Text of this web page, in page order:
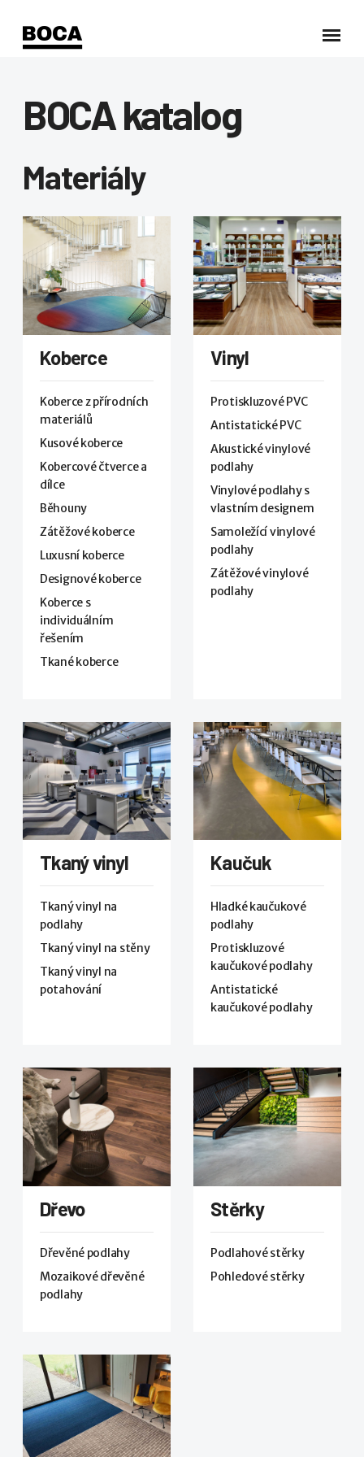
BOCA katalog
Materiály
Koberce
Koberce z přírodních
materiálů
Kusové koberce
Kobercové čtverce a
dílce
Běhouny
Zátěžové koberce
Luxusní koberce
Designové koberce
Koberce s
individuálním
řešením
Tkané koberce
Vinyl
Protiskluzové PVC
Antistatické PVC
Akustické vinylové
podlahy
Vinylové podlahy s
vlastním designem
Samoležící vinylové
podlahy
Zátěžové vinylové
podlahy
Tkaný vinyl
Tkaný vinyl na
podlahy
Tkaný vinyl na stěny
Tkaný vinyl na
potahování
Kaučuk
Hladké kaučukové
podlahy
Protiskluzové
kaučukové podlahy
Antistatické
kaučukové podlahy
Dřevo
Dřevěné podlahy
Mozaikové dřevěné
podlahy
Stěrky
Podlahové stěrky
Pohledové stěrky